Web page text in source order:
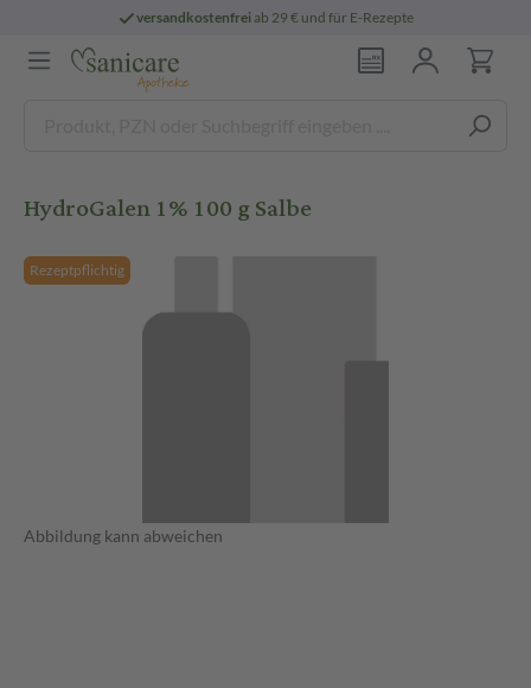
versandkostenfreiab 29 € und für E-Rezepte
HydroGalen 1% 100 g Salbe
Rezeptpflichtig
Abbildung kann abweichen